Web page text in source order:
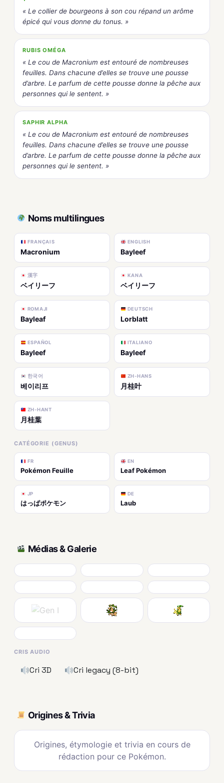
« Le collier de bourgeons à son cou répand un arôme
épicé qui vous donne du tonus. »
RUBIS OMÉGA
« Le cou de Macronium est entouré de nombreuses
feuilles. Dans chacune d’elles se trouve une pousse
d’arbre. Le parfum de cette pousse donne la pêche aux
personnes qui le sentent. »
SAPHIR ALPHA
« Le cou de Macronium est entouré de nombreuses
feuilles. Dans chacune d’elles se trouve une pousse
d’arbre. Le parfum de cette pousse donne la pêche aux
personnes qui le sentent. »
Noms multilingues
FRANÇAIS
Macronium
ENGLISH
Bayleef
漢字
ベイリーフ
KANA
ベイリーフ
ROMAJI
Bayleaf
DEUTSCH
Lorblatt
ESPAÑOL
Bayleef
ITALIANO
Bayleef
한국어
베이리프
ZH-HANS
月桂叶
ZH-HANT
月桂葉
CATÉGORIE (GENUS)
FR
Pokémon Feuille
EN
Leaf Pokémon
JP
はっぱポケモン
DE
Laub
Médias & Galerie
CRIS AUDIO
Cri 3D Cri legacy (8-bit)
Origines & Trivia
Origines, étymologie et trivia en cours de
rédaction pour ce Pokémon.